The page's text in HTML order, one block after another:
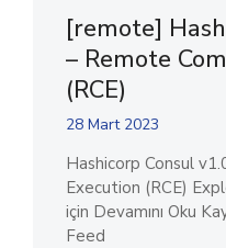
[remote]
– Remote
(RCE)
28 Mart 2023
Hashicorp Consul
Execution (RCE)
için Devamını Oku
Feed